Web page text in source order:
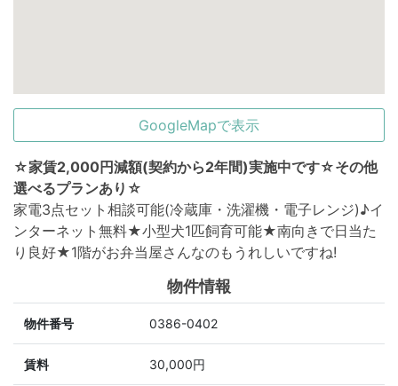
GoogleMapで表示
☆家賃2,000円減額(契約から2年間)実施中です☆その他
選べるプランあり☆
家電3点セット相談可能(冷蔵庫・洗濯機・電子レンジ)♪イ
ンターネット無料★小型犬1匹飼育可能★南向きで日当た
り良好★1階がお弁当屋さんなのもうれしいですね!
物件情報
物件番号 0386-0402
賃料 30,000円